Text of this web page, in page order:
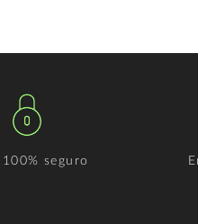
100% seguro